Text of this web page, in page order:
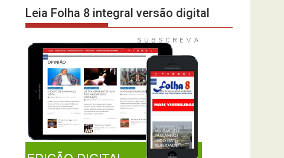
Leia Folha 8 integral versão digital